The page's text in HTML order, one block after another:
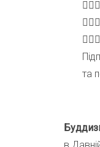
🧘🏻‍♀️
🧘🏻‍♀️
🧘🏻‍♀️
та